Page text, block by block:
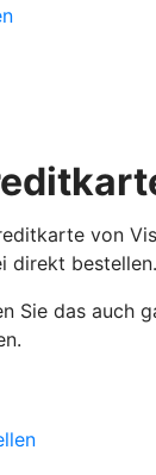
von
direkt bestellen.
Sie das auch